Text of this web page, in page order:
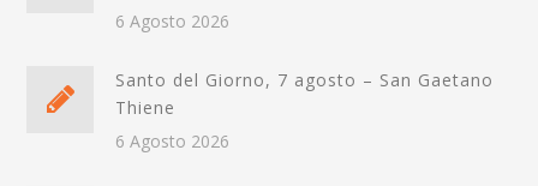
6 Agosto 2026
Santo del Giorno, 7 agosto – San Gaetano
Thiene
6 Agosto 2026